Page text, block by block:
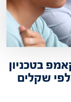
בטכניון
שקלים